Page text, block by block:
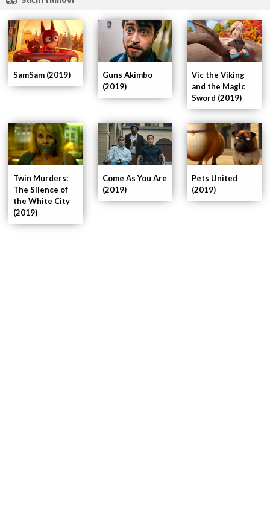
Pets United
(2019)
Come As You Are
(2019)
Twin Murders:
The Silence of
the White City
(2019)
Vic the Viking
and the Magic
Sword (2019)
Guns Akimbo
(2019)
SamSam (2019)